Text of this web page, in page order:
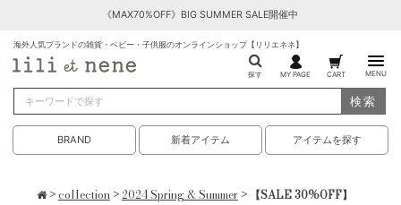
《MAX70%OFF》BIG SUMMER SALE開催中
海外人気ブランドの雑貨・ベビー・子供服のオンラインショップ【リリエネネ】
探す MY PAGE CART MENU
検索
BRAND 新着アイテム アイテムを探す
>collection>2024 Spring & Summer > 【SALE 30%OFF】